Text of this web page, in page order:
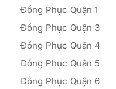
Đồng Phục Quận 1
Đồng Phục Quận 3
Đồng Phục Quận 4
Đồng Phục Quận 5
Đồng Phục Quận 6